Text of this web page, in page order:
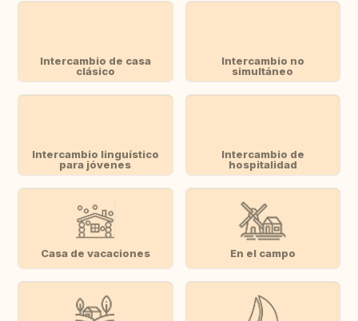
Intercambio de casa
clásico
Intercambio no
simultáneo
Intercambio linguístico
para jóvenes
Intercambio de
hospitalidad
Casa de vacaciones En el campo